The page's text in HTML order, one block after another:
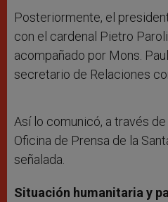
Posteriormente, el
con el cardenal Pietro
acompañado por Mons.
secretario de Relaciones
Así lo comunicó, a través
Oficina de Prensa de la
señalada.
Situación humanitaria y